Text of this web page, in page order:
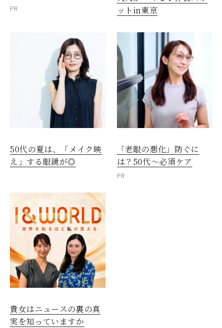
PR
ットin東京
50代の夏は、「メイク映
え」する眼鏡が◎
「老眼の悪化」防ぐに
は？50代～必須ケア
PR
貴女はニュースの裏の真
実を知っていますか